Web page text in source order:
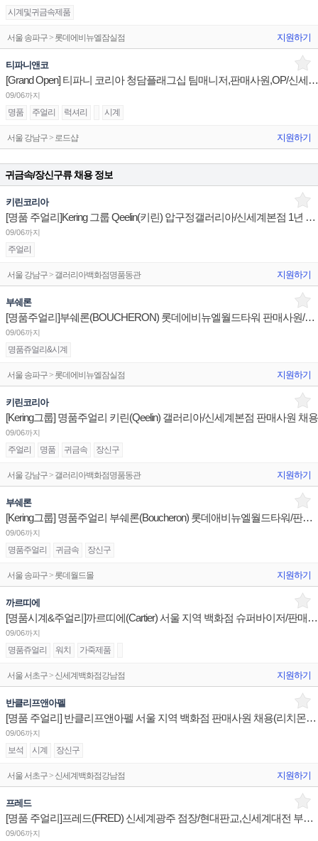
시계및귀금속제품
서울 송파구 > 롯데에비뉴엘잠실점 지원하기
티파니앤코
[Grand Open] 티파니 코리아 청담플래그십 팀매니저,판매사원,OP/신세계대전 판매사원 채용
09/06까지
명품 주얼리 럭셔리 시계
서울 강남구 > 로드샵 지원하기
귀금속/장신구류 채용 정보
키린코리아
[명품 주얼리]Kering 그룹 Qeelin(키린) 압구정갤러리아/신세계본점 1년 이상 계약직 판매사원 채용
09/06까지
주얼리
서울 강남구 > 갤러리아백화점명품동관 지원하기
부쉐론
[명품주얼리]부쉐론(BOUCHERON) 롯데에비뉴엘월드타워 판매사원/신세계센텀시티 점장/신세계대전 Admin
09/06까지
명품쥬얼리&시계
서울 송파구 > 롯데에비뉴엘잠실점 지원하기
키린코리아
[Kering그룹] 명품주얼리 키린(Qeelin) 갤러리아/신세계본점 판매사원 채용
09/06까지
주얼리 명품 귀금속 장신구
서울 강남구 > 갤러리아백화점명품동관 지원하기
부쉐론
[Kering그룹] 명품주얼리 부쉐론(Boucheron) 롯데애비뉴엘월드타워/판매사원 신세계센텀/점장 채용
09/06까지
명품주얼리 귀금속 장신구
서울 송파구 > 롯데월드몰 지원하기
까르띠에
[명품시계&주얼리]까르띠에(Cartier) 서울 지역 백화점 슈퍼바이저/판매사원/어드민 채용(리치몬트코리아)
09/06까지
명품쥬얼리 워치 가죽제품
서울 서초구 > 신세계백화점강남점 지원하기
반클리프앤아펠
[명품 주얼리] 반클리프앤아펠 서울 지역 백화점 판매사원 채용(리치몬트코리아)
09/06까지
보석 시계 장신구
서울 서초구 > 신세계백화점강남점 지원하기
프레드
[명품 주얼리]프레드(FRED) 신세계광주 점장/현대판교,신세계대전 부점장,판매사원 채용
09/06까지